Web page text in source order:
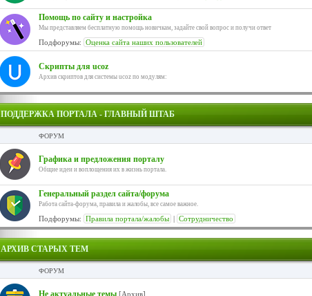
Помощь по сайту и настройка
Мы представляем бесплатную помощь новичкам, задайте свой вопрос и получи ответ
Подфорумы: Оценка сайта наших пользователей
Скрипты для ucoz
Архив скриптов для системы ucoz по модулям:
ПОДДЕРЖКА ПОРТАЛА - ГЛАВНЫЙ ШТАБ
ФОРУМ
Графика и предложения порталу
Общие идеи и воплощения их в жизнь портала.
Генеральный раздел сайта/форума
Работа сайта-форума, правила и жалобы, все самое важное.
Подфорумы: Правила портала/жалобы | Сотрудничество
АРХИВ СТАРЫХ ТЕМ
ФОРУМ
Не актуальные темы [Архив]